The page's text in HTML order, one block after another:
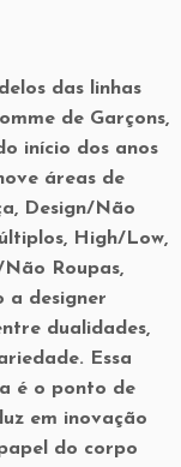
das linhas
de Garçons,
início dos anos
áreas de
Design/Não
High/Low,
Roupas,
a designer
dualidades,
Essa
é o ponto de
em inovação
do corpo